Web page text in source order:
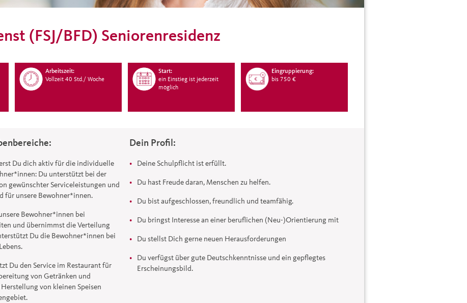
(FSJ/BFD) Seniorenresidenz
Arbeitszeit:
Vollzeit 40 Std./ Woche
Start:
ein Einstieg ist jederzeit
möglich
Eingruppierung:
bis 750 €
Du dich aktiv für die individuelle
Du unterstützt bei der
gewünschter Serviceleistungen und
für unsere Bewohner*innen.
Bewohner*innen bei
und übernimmst die Verteilung
Du die Bewohner*innen bei
Du den Service im Restaurant für
von Getränken und
von kleinen Speisen
Dein Profil:
Deine Schulpflicht ist erfüllt.
Du hast Freude daran, Menschen zu helfen.
Du bist aufgeschlossen, freundlich und teamfähig.
Du bringst Interesse an einer beruflichen (Neu-)Orientierung mit
Du stellst Dich gerne neuen Herausforderungen
Du verfügst über gute Deutschkenntnisse und ein gepflegtes
Erscheinungsbild.